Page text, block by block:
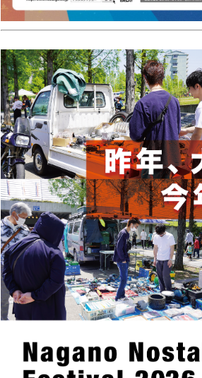
[2022.05.02]
「Gulfながのノスタルジックカーフェスティバル
[2022.04.06]
おかげさまで「参加車両の締め切り定数間近」です
[2021.11.01]
Gulf ながのノスタルジックカーフェスティバル2022
[2021.10.15]
11/6（土）・7（日）に開催の「MAZDA Spirit 2020
[2021.05.03]
「Gulf ながのノスタルジックカーフェスティバル
[2021.04.30]
「Gulfながのノスタルジックカーフェスティバル
[2021.04.16]
abn長野朝日放送にてTVコマーシャル放送中！
[2021.04.14]
★車両展示参加者様、出展者様宛に、当日マニュア
[2021.04.05]
諸事情により、名古屋ノスタルジックカーフェステ